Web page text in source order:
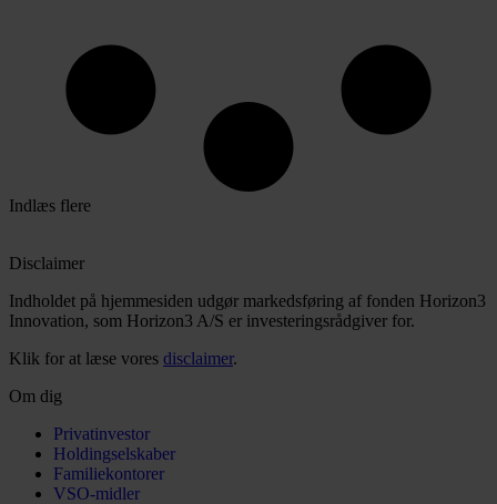
Indlæs flere
Disclaimer
Indholdet på hjemmesiden udgør markedsføring af fonden Horizon3
Innovation, som Horizon3 A/S er investeringsrådgiver for.
Klik for at læse vores disclaimer.
Om dig
Privatinvestor
Holdingselskaber
Familiekontorer
VSO-midler